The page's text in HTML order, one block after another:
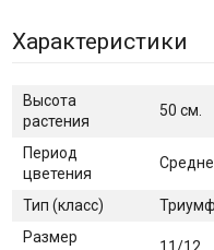
Характеристики
Высота
растения
50 см.
Период
цветения
Тип (класс)
Триумф
Размер